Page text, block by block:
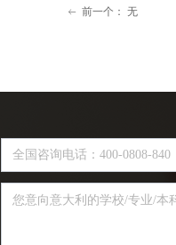
ꂃ 前一个： 无